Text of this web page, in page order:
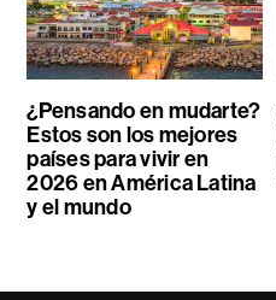
¿Pensando en mudarte?
Estos son los mejores
países para vivir en
2026 en América Latina
y el mundo